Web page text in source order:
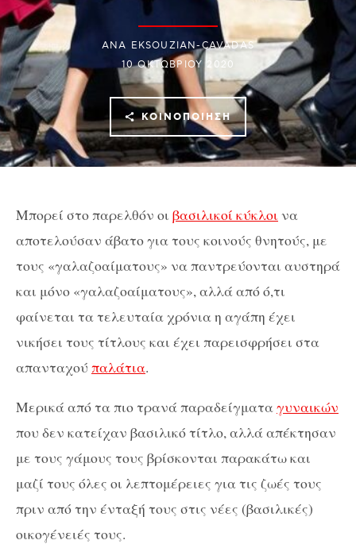
ANA EKSOUZIAN-CAVADAS
10 ΟΚΤΩΒΡΊΟΥ 2020
ΚΟΙΝΟΠΟΊΗΣΗ
Μπορεί στο παρελθόν οι βασιλικοί κύκλοι να
αποτελούσαν άβατο για τους κοινούς θνητούς, με
τους «γαλαζοαίματους» να παντρεύονται αυστηρά
και μόνο «γαλαζοαίματους», αλλά από ό,τι
φαίνεται τα τελευταία χρόνια η αγάπη έχει
νικήσει τους τίτλους και έχει παρεισφρήσει στα
απανταχού παλάτια.
Μερικά από τα πιο τρανά παραδείγματαγυναικών
που δεν κατείχαν βασιλικό τίτλο, αλλά απέκτησαν
με τους γάμους τους βρίσκονται παρακάτω και
μαζί τους όλες οι λεπτομέρειες για τις ζωές τους
πριν από την ένταξή τους στις νέες (βασιλικές)
οικογένειές τους.